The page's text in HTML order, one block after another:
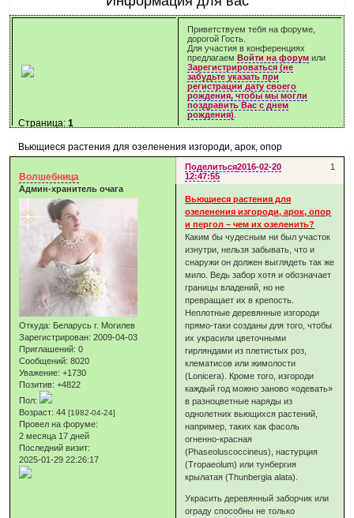
Приветствуем тебя на форуме,
дорогой Гость.
Для участия в конференциях
предлагаемВойти на форум или
Зарегистрироваться (не
забудьте указать при
регистрации дату своего
рождения, чтобы мы могли
поздравить Вас с днем
рождения)
Вьющиеся растения для озеленения изгороди, арок, опор
Страница:1
Поделиться 1
2016-02-20
12:47:55
Волшебница
Админ-хранитель очага
Откуда: Беларусь г. Могилев
Зарегистрирован: 2009-04-03
Приглашений: 0
Сообщений: 8020
Уважение: +1730
Позитив: +4822
Пол:
Возраст: 44[1982-04-24]
Провел на форуме:
2 месяца 17 дней
Последний визит:
2025-01-29 22:26:17
Вьющиеся растения для
озеленения изгороди, арок, опор
и пергол – чем их озеленить?
Каким бы чудесным ни был участок
изнутри, нельзя забывать, что и
снаружи он должен выглядеть так же
мило. Ведь забор хотя и обозначает
границы владений, но не
превращает их в крепость.
Неплотные деревянные изгороди
прямо-таки созданы для того, чтобы
их украсили цветочными
гирляндами из плетистых роз,
клематисов или жимолости
(Lonicera). Кроме того, изгороди
каждый год можно заново «одевать»
в разноцветные наряды из
однолетних вьющихся растений,
например, таких как фасоль
огненно-красная
(Phaseoluscoccineus), настурция
(Tropaeolum) или тунбергия
крылатая (Thunbergia alata).
Украсить деревянный заборчик или
ограду способны не только